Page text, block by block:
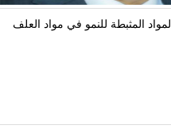
المواد المثبطة للنمو في مواد العلف